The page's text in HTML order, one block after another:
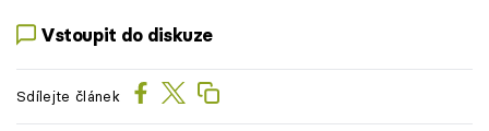
Vstoupit do diskuze
Sdílejte článek